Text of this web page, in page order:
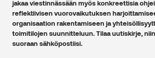
jakaa viestinnässään myös konkreettisia
reflektiivisen vuorovaikutuksen
organisaation rakentamiseen ja
toimitilojen suunnitteluun. Tilaa uutiskirje,
suoraan sähköpostiisi.